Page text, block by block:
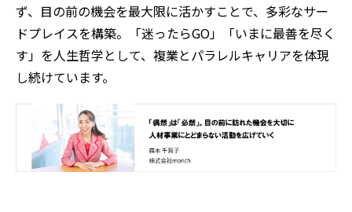
ず、目の前の機会を最大限に活かすことで、多彩なサー
ドプレイスを構築。「迷ったらGO」「いまに最善を尽く
す」を人生哲学として、複業とパラレルキャリアを体現
し続けています。